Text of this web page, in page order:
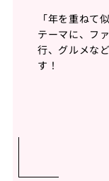
「年を重ねて
テーマに、フ
行、グルメな
す！